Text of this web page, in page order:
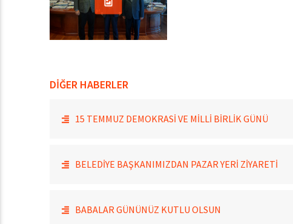
DİĞER HABERLER
15 TEMMUZ DEMOKRASİ VE MİLLİ BİRLİK GÜNÜ
BELEDİYE BAŞKANIMIZDAN PAZAR YERİ ZİYARETİ
BABALAR GÜNÜNÜZ KUTLU OLSUN